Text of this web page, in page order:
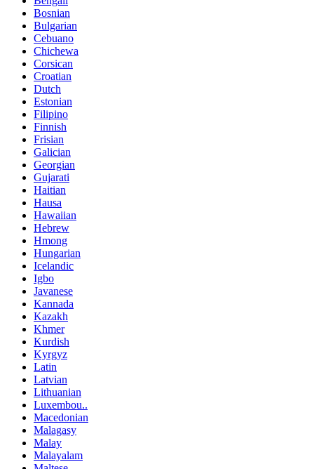
Bosnian
Bulgarian
Cebuano
Chichewa
Corsican
Croatian
Dutch
Estonian
Filipino
Finnish
Frisian
Galician
Georgian
Gujarati
Haitian
Hausa
Hawaiian
Hebrew
Hmong
Hungarian
Icelandic
Igbo
Javanese
Kannada
Kazakh
Khmer
Kurdish
Kyrgyz
Latin
Latvian
Lithuanian
Luxembou..
Macedonian
Malagasy
Malay
Malayalam